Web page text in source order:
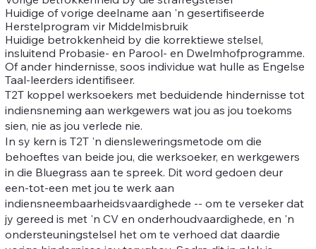
Huidige of vorige deelname aan 'n gesertifiseerde
Herstelprogram vir Middelmisbruik
Huidige betrokkenheid by die korrektiewe stelsel,
insluitend Probasie- en Parool- en Dwelmhofprogramme.
Of ander hindernisse, soos individue wat hulle as Engelse
Taal-leerders identifiseer.
T2T koppel werksoekers met beduidende hindernisse tot
indiensneming aan werkgewers wat jou as jou toekoms
sien, nie as jou verlede nie.
In sy kern is T2T 'n diensleweringsmetode om die
behoeftes van beide jou, die werksoeker, en werkgewers
in die Bluegrass aan te spreek. Dit word gedoen deur
een-tot-een met jou te werk aan
indiensneembaarheidsvaardighede -- om te verseker dat
jy gereed is met 'n CV en onderhoudvaardighede, en 'n
ondersteuningstelsel het om te verhoed dat daardie